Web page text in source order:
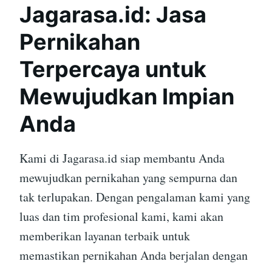
Jagarasa.id: Jasa
Pernikahan
Terpercaya untuk
Mewujudkan Impian
Anda
Kami di Jagarasa.id siap membantu Anda
mewujudkan pernikahan yang sempurna dan
tak terlupakan. Dengan pengalaman kami yang
luas dan tim profesional kami, kami akan
memberikan layanan terbaik untuk
memastikan pernikahan Anda berjalan dengan